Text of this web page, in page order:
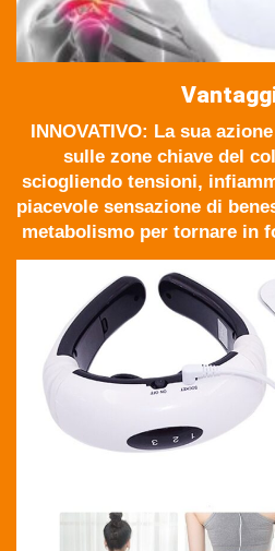
INNOVATIVO: La sua
sulle zone chiave del
sciogliendo tensioni,
piacevole sensazione di
metabolismo per tornare in